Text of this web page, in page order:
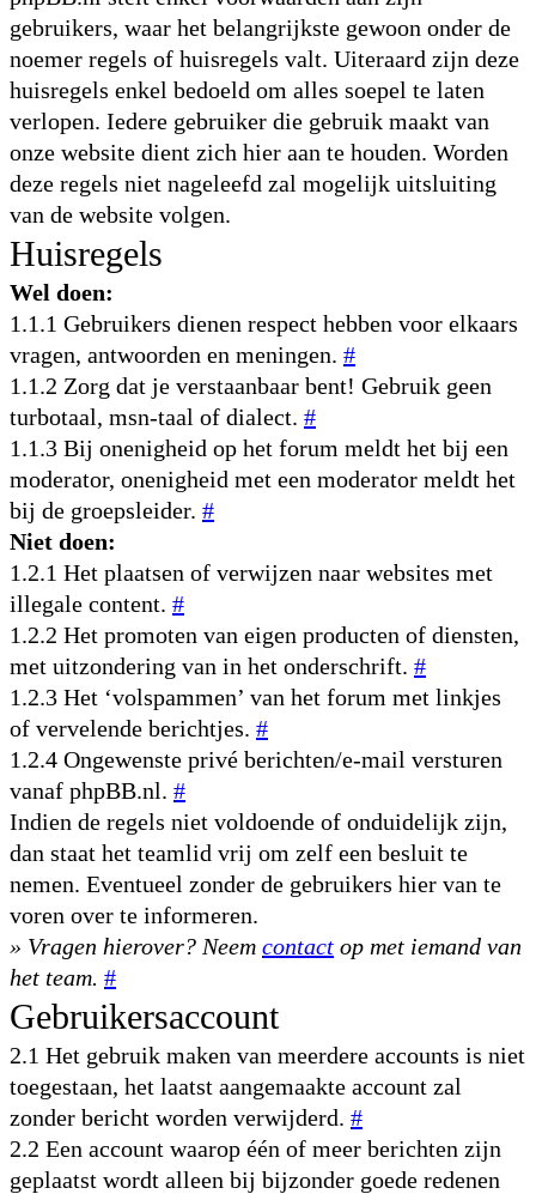
gebruikers, waar het belangrijkste gewoon onder de
noemer regels of huisregels valt. Uiteraard zijn deze
huisregels enkel bedoeld om alles soepel te laten
verlopen. Iedere gebruiker die gebruik maakt van
onze website dient zich hier aan te houden. Worden
deze regels niet nageleefd zal mogelijk uitsluiting
van de website volgen.
Huisregels
Wel doen:
1.1.1 Gebruikers dienen respect hebben voor elkaars
vragen, antwoorden en meningen. #
1.1.2 Zorg dat je verstaanbaar bent! Gebruik geen
turbotaal, msn-taal of dialect. #
1.1.3 Bij onenigheid op het forum meldt het bij een
moderator, onenigheid met een moderator meldt het
bij de groepsleider. #
Niet doen:
1.2.1 Het plaatsen of verwijzen naar websites met
illegale content. #
1.2.2 Het promoten van eigen producten of diensten,
met uitzondering van in het onderschrift. #
1.2.3 Het ‘volspammen’ van het forum met linkjes
of vervelende berichtjes. #
1.2.4 Ongewenste privé berichten/e-mail versturen
vanaf phpBB.nl. #
Indien de regels niet voldoende of onduidelijk zijn,
dan staat het teamlid vrij om zelf een besluit te
nemen. Eventueel zonder de gebruikers hier van te
voren over te informeren.
» Vragen hierover? Neem contact op met iemand van
het team. #
Gebruikersaccount
2.1 Het gebruik maken van meerdere accounts is niet
toegestaan, het laatst aangemaakte account zal
zonder bericht worden verwijderd. #
2.2 Een account waarop één of meer berichten zijn
geplaatst wordt alleen bij bijzonder goede redenen